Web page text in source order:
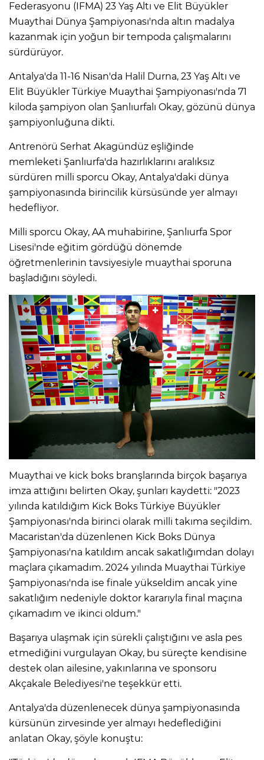
Federasyonu (IFMA) 23 Yaş Altı ve Elit Büyükler
Muaythai Dünya Şampiyonası'nda altın madalya
kazanmak için yoğun bir tempoda çalışmalarını
sürdürüyor.
Antalya'da 11-16 Nisan'da Halil Durna, 23 Yaş Altı ve
Elit Büyükler Türkiye Muaythai Şampiyonası'nda 71
kiloda şampiyon olan Şanlıurfalı Okay, gözünü dünya
şampiyonluğuna dikti.
Antrenörü Serhat Akagündüz eşliğinde
memleketi Şanlıurfa'da hazırlıklarını aralıksız
sürdüren milli sporcu Okay, Antalya'daki dünya
şampiyonasında birincilik kürsüsünde yer almayı
hedefliyor.
Milli sporcu Okay, AA muhabirine, Şanlıurfa Spor
Lisesi'nde eğitim gördüğü dönemde
öğretmenlerinin tavsiyesiyle muaythai sporuna
başladığını söyledi.
Muaythai ve kick boks branşlarında birçok başarıya
imza attığını belirten Okay, şunları kaydetti: "2023
yılında katıldığım Kick Boks Türkiye Büyükler
Şampiyonası'nda birinci olarak milli takıma seçildim.
Macaristan'da düzenlenen Kick Boks Dünya
Şampiyonası'na katıldım ancak sakatlığımdan dolayı
maçlara çıkamadım. 2024 yılında Muaythai Türkiye
Şampiyonası'nda ise finale yükseldim ancak yine
sakatlığım nedeniyle doktor kararıyla final maçına
çıkamadım ve ikinci oldum."
Başarıya ulaşmak için sürekli çalıştığını ve asla pes
etmediğini vurgulayan Okay, bu süreçte kendisine
destek olan ailesine, yakınlarına ve sponsoru
Akçakale Belediyesi'ne teşekkür etti.
Antalya'da düzenlenecek dünya şampiyonasında
kürsünün zirvesinde yer almayı hedeflediğini
anlatan Okay, şöyle konuştu: